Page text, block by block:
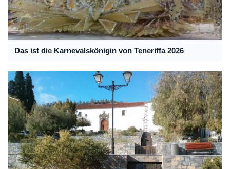
Das ist die Karnevalskönigin von Teneriffa 2026